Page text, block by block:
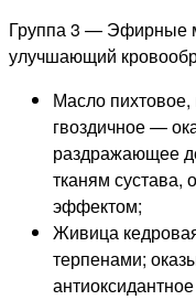
Группа 3 — Эфирные
улучшающий
Масло
гвоздичное —
раздражающее
тканям сустава,
эффектом;
Живица
терпенами;